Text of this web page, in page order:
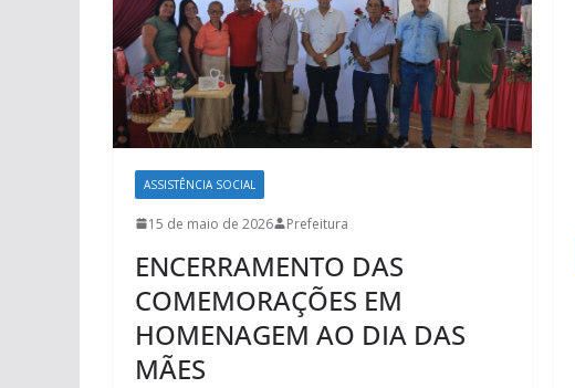
ASSISTÊNCIA SOCIAL
15 de maio de 2026 Prefeitura
ENCERRAMENTO DAS
COMEMORAÇÕES EM
HOMENAGEM AO DIA DAS
MÃES